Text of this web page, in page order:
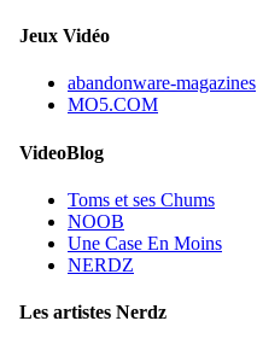
Jeux Vidéo
abandonware-magazines
MO5.COM
VideoBlog
Toms et ses Chums
NOOB
Une Case En Moins
NERDZ
Les artistes Nerdz